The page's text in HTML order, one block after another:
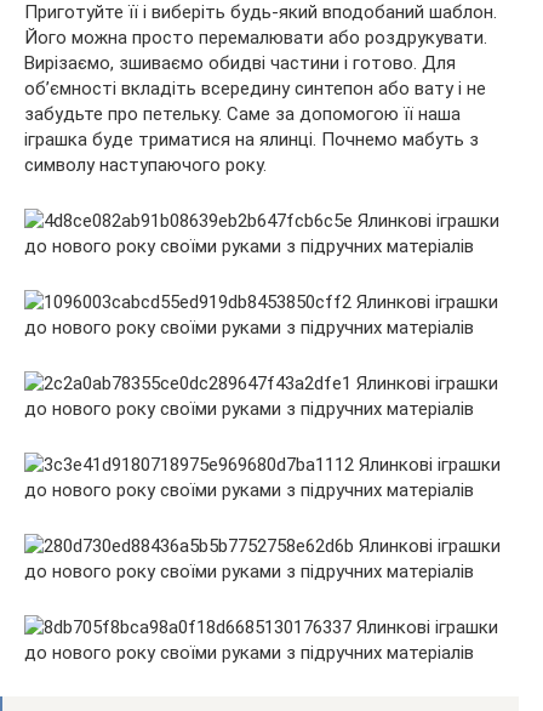
Приготуйте її і виберіть будь-який вподобаний шаблон.
Його можна просто перемалювати або роздрукувати.
Вирізаємо, зшиваємо обидві частини і готово. Для
об’ємності вкладіть всередину синтепон або вату і не
забудьте про петельку. Саме за допомогою її наша
іграшка буде триматися на ялинці. Почнемо мабуть з
символу наступаючого року.